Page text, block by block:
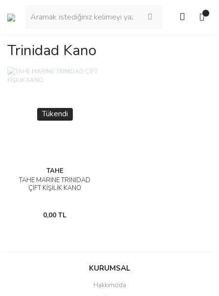
Trinidad Kano
Tükendi
TAHE
TAHE MARINE TRINIDAD
ÇİFT KİŞİLİK KANO
0,00 TL
KURUMSAL
Hakkımızda